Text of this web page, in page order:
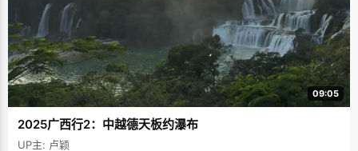
09:05
2025广西行2：中越德天板约瀑布
UP主: 卢颖